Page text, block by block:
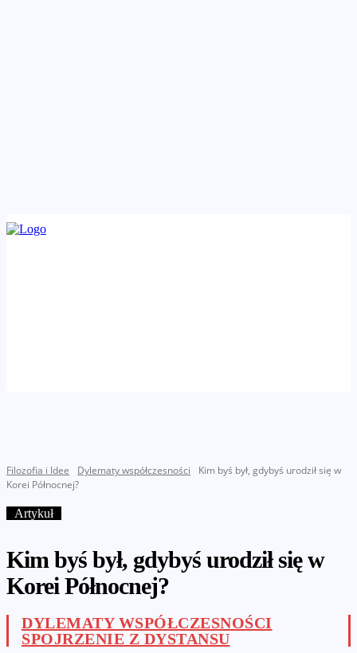
Filozofia i Idee Dylematy współczesności
Kim byś był, gdybyś urodził się w
Korei Północnej?
Artykuł
Kim byś był, gdybyś urodził się w
Korei Północnej?
DYLEMATY WSPÓŁCZESNOŚCI
SPOJRZENIE Z DYSTANSU